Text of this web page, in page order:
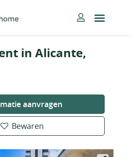
in Alicante,
aanvragen
Bewaren